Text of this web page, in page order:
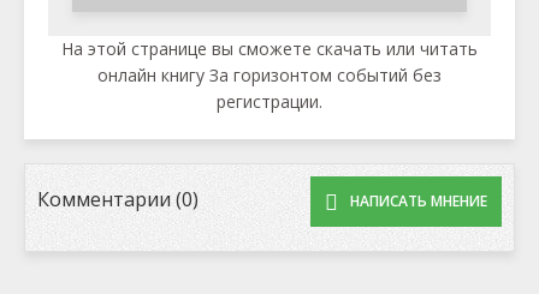
На этой странице вы сможете скачать или читать
онлайн книгу За горизонтом событий без
регистрации.
Комментарии (0) НАПИСАТЬ МНЕНИЕ